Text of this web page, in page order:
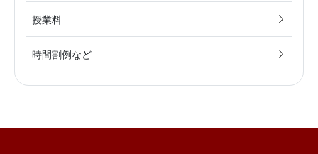
授業料
時間割例など